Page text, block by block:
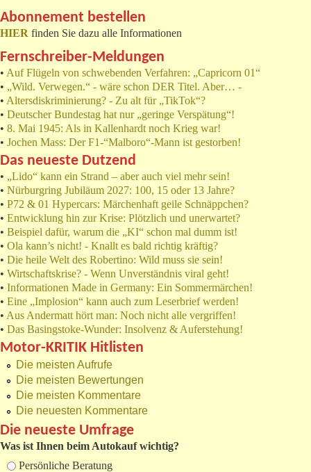
Abonnement bestellen
HIER finden Sie dazu alle Informationen
Fernschreiber-Meldungen
• Auf Flügeln von schwebenden Verfahren: „Capricorn 01“
• „Wild. Verwegen.“ - wäre schon DER Titel. Aber… -
• Altersdiskriminierung? - Zu alt für „TikTok“?
• Deutscher Bundestag hat nur „geringe Verspätung“!
• 8. Mai 1945: Als in Kallenhardt noch Krieg war!
• Jochen Mass: Der F1-“Malboro“-Mann ist gestorben!
Das neueste Dutzend
• „Lido“ kann ein Strand – aber auch viel mehr sein!
• Nürburgring Jubiläum 2027: 100, 15 oder 13 Jahre?
• P72 & 01 Hypercars: Märchenhaft geile Schnäppchen?
• Entwicklung hin zur Krise: Plötzlich und unerwartet?
• Beispiel dafür, warum die „KI“ schon mal dumm ist!
• Ola kann’s nicht! - Knallt es bald richtig kräftig?
• Die heile Welt des Robertino: Wild muss sie sein!
• Wirtschaftskrise? - Wenn Unverständnis viral geht!
• Informationen Made in Germany: Ein Sommermärchen!
• Eine „Implosion“ kann auch zum Leserbrief werden!
• Aus Andermatt hört man: Noch nicht alle vergriffen!
• Das Basingstoke-Wunder: Insolvenz & Auferstehung!
Motor-KRITIK Hitlisten
Die meisten Aufrufe
Die meisten Bewertungen
Die meisten Kommentare
Die neuesten Kommentare
Die neueste Umfrage
Was ist Ihnen beim Autokauf wichtig?
Auswahlmöglichkeiten
Persönliche Beratung